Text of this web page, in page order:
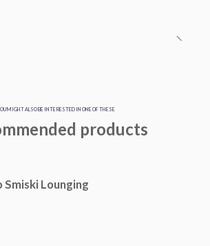
MIGHT ALSO BE INTERESTED IN ONE OF THESE
products
Lounging